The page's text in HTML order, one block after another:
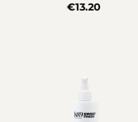
€13.20